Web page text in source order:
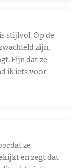
stijlvol. Op de
zijn,
Fijn dat ze
ik iets voor
ze
en zegt dat